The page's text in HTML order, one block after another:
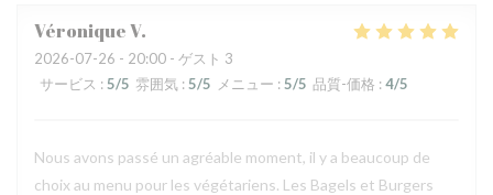
VéroniqueV
2026-07-26 - 20:00 - ゲスト 3
サービス : 5/5 雰囲気 : 5/5 メニュー : 5/5 品質-価格 : 4/5
Nous avons passé un agréable moment, il y a beaucoup de
choix au menu pour les végétariens. Les Bagels et Burgers